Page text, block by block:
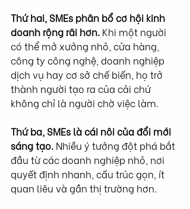
Thứ hai, SMEs phân bổ cơ hội kinh
doanh rộng rãi hơn. Khi một người
có thể mở xưởng nhỏ, cửa hàng,
công ty công nghệ, doanh nghiệp
dịch vụ hay cơ sở chế biến, họ trở
thành người tạo ra của cải chứ
không chỉ là người chờ việc làm.
Thứ ba, SMEs là cái nôi của đổi mới
sáng tạo. Nhiều ý tưởng đột phá bắt
đầu từ các doanh nghiệp nhỏ, nơi
quyết định nhanh, cấu trúc gọn, ít
quan liêu và gần thị trường hơn.